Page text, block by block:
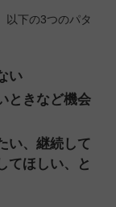
以下の3つのパタ
い
ときなど機会
い、継続して
てほしい、と